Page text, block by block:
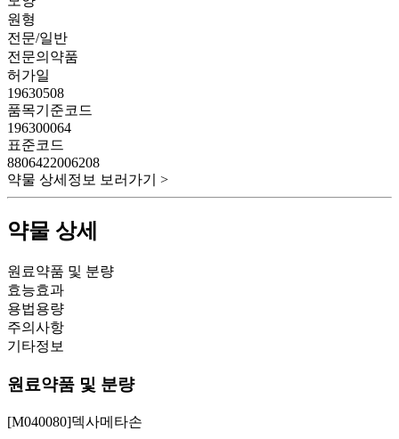
원형
전문/일반
전문의약품
허가일
19630508
품목기준코드
196300064
표준코드
8806422006208
약물 상세정보 보러가기 >
약물 상세
원료약품 및 분량
효능효과
용법용량
주의사항
기타정보
원료약품 및 분량
[M040080]덱사메타손